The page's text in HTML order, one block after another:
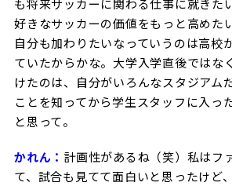
も将来サッカーに関わる仕事に就きた
好きなサッカーの価値をもっと高めた
自分も加わりたいなっていうのは高校
ていたからかな。大学入学直後ではな
けたのは、
自分がいろんなスタジアム
ことを知ってから学生スタッフに入っ
と思って。
かれん： 計画性があるね（笑）私はフ
て、試合も見てて面白いと思ったけど